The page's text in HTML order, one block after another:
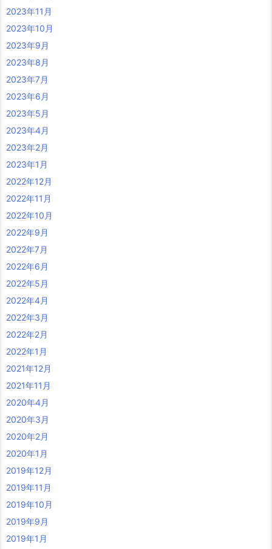
2023年11月
2023年10月
2023年9月
2023年8月
2023年7月
2023年6月
2023年5月
2023年4月
2023年2月
2023年1月
2022年12月
2022年11月
2022年10月
2022年9月
2022年7月
2022年6月
2022年5月
2022年4月
2022年3月
2022年2月
2022年1月
2021年12月
2021年11月
2020年4月
2020年3月
2020年2月
2020年1月
2019年12月
2019年11月
2019年10月
2019年9月
2019年1月